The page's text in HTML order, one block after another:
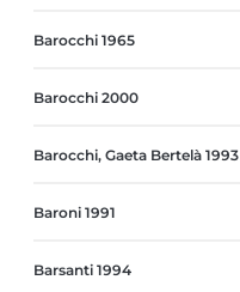
Barocchi 1965
Barocchi 2000
Barocchi, Gaeta Bertelà 1993
Baroni 1991
Barsanti 1994